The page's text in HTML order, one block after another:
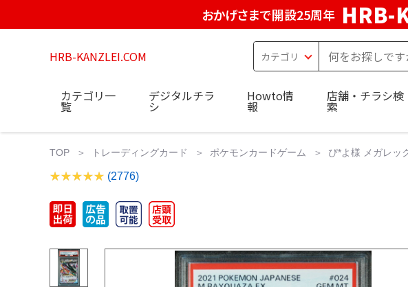
おかげさまで開設25周年 HRB-
HRB-KANZLEI.COM
カテゴリ一
覧
デジタルチラ
シ
Howto情
報
店舗・チラシ検
索
TOP トレーディングカード ポケモンカードゲーム ぴ*よ様 メガレッ
(2776)